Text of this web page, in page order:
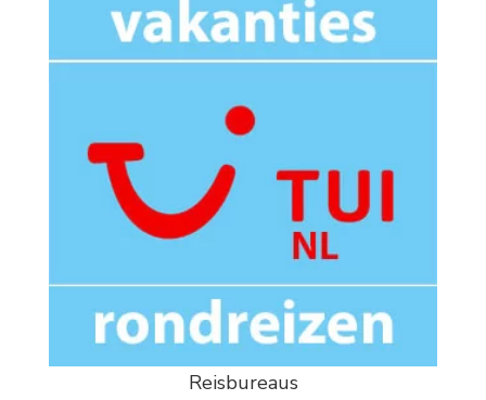
Reisbureaus